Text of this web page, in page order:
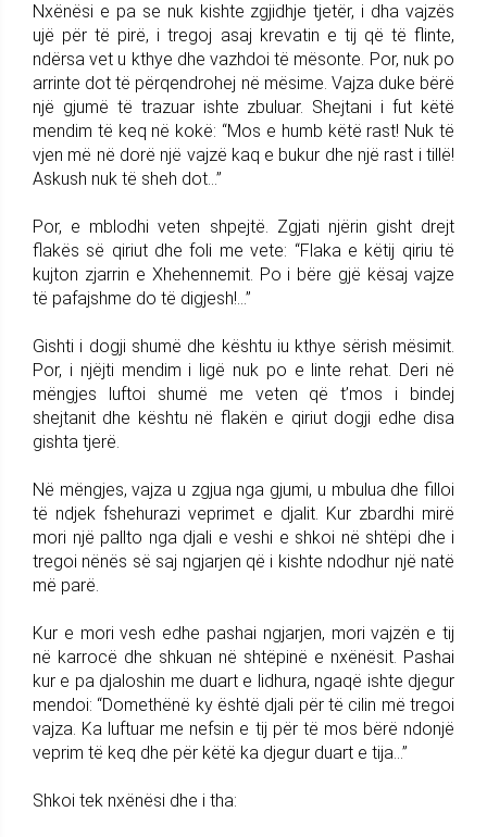
Nxënësi e pa se nuk kishte zgjidhje tjetër, i dha vajzës
ujë për të pirë, i tregoj asaj krevatin e tij që të flinte,
ndërsa vet u kthye dhe vazhdoi të mësonte. Por, nuk po
arrinte dot të përqendrohej në mësime. Vajza duke bërë
një gjumë të trazuar ishte zbuluar. Shejtani i fut këtë
mendim të keq në kokë: “Mos e humb këtë rast! Nuk të
vjen më në dorë një vajzë kaq e bukur dhe një rast i tillë!
Askush nuk të sheh dot...”
Por, e mblodhi veten shpejtë. Zgjati njërin gisht drejt
flakës së qiriut dhe foli me vete: “Flaka e këtij qiriu të
kujton zjarrin e Xhehennemit. Po i bëre gjë kësaj vajze
të pafajshme do të digjesh!...”
Gishti i dogji shumë dhe kështu iu kthye sërish mësimit.
Por, i njëjti mendim i ligë nuk po e linte rehat. Deri në
mëngjes luftoi shumë me veten që t’mos i bindej
shejtanit dhe kështu në flakën e qiriut dogji edhe disa
gishta tjerë.
Në mëngjes, vajza u zgjua nga gjumi, u mbulua dhe filloi
të ndjek fshehurazi veprimet e djalit. Kur zbardhi mirë
mori një pallto nga djali e veshi e shkoi në shtëpi dhe i
tregoi nënës së saj ngjarjen që i kishte ndodhur një natë
më parë.
Kur e mori vesh edhe pashai ngjarjen, mori vajzën e tij
në karrocë dhe shkuan në shtëpinë e nxënësit. Pashai
kur e pa djaloshin me duart e lidhura, ngaqë ishte djegur
mendoi: “Domethënë ky është djali për të cilin më tregoi
vajza. Ka luftuar me nefsin e tij për të mos bërë ndonjë
veprim të keq dhe për këtë ka djegur duart e tija...”
Shkoi tek nxënësi dhe i tha: